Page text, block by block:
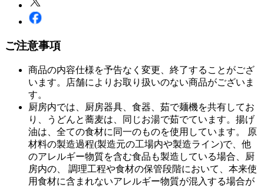
ご注意事項
商品の内容仕様を予告なく変更、終了することがござ
います。店舗によりお取り扱いのない商品がございま
す。
厨房内では、厨房器具、食器、茹で麺機を共有してお
り、うどんと蕎麦は、同じお湯で茹でています。揚げ
油は、全ての食材に同一のものを使用しています。 原
材料の製造過程(製造元の工場内や製造ライン)で、他
のアレルギー物質を含む食品も製造している場合、厨
房内の、 調理工程や食材の保管段階において、本来使
用食材に含まれないアレルギー物質が混入する場合が